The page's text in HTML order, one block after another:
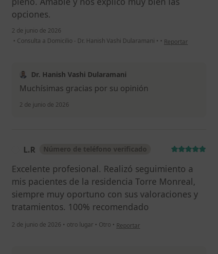
opciones.
2 de junio de 2026
• Consulta a Domicilio - Dr. Hanish Vashi Dularamani • • en opinión del
Reportar
Dr. Hanish Vashi Dularamani
Muchísimas gracias por su opinión
2 de junio de 2026
L.R Número de teléfono verificado
Excelente profesional. Realizó seguimiento a
mis pacientes de la residencia Torre Monreal,
siempre muy oportuno con sus valoraciones y
tratamientos. 100% recomendado
2 de junio de 2026 • otro lugar • Otro • en opinión del usuario L.R
Reportar